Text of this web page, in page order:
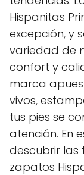
Hispanitas
excepción, y
variedad de
confort y
marca
vivos,
tus pies se
atención. En
descubrir las
zapatos